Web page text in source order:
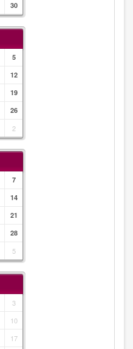
30
5
12
19
26
2
7
14
21
28
5
3
10
17